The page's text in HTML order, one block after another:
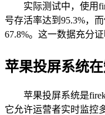
实际测试中，使用
号存活率达到95.3%，
67.8%。这一数据充分
苹果投屏系统
苹果投屏系统是
它允许运营者实时监控